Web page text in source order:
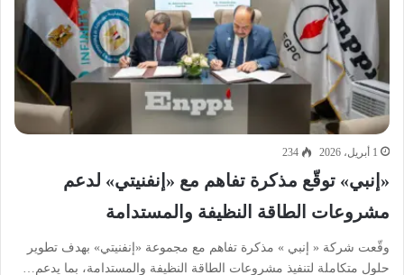
1 أبريل، 2026 234
«إنبي» توقّع مذكرة تفاهم مع «إنفنيتي» لدعم
مشروعات الطاقة النظيفة والمستدامة
وقّعت شركة « إنبي » مذكرة تفاهم مع مجموعة «إنفنيتي» بهدف تطوير
حلول متكاملة لتنفيذ مشروعات الطاقة النظيفة والمستدامة، بما يدعم…